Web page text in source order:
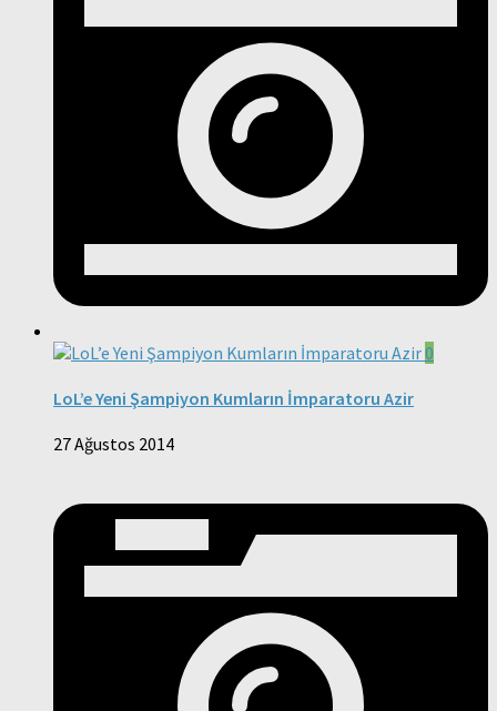
0
LoL’e Yeni Şampiyon Kumların İmparatoru Azir
27 Ağustos 2014